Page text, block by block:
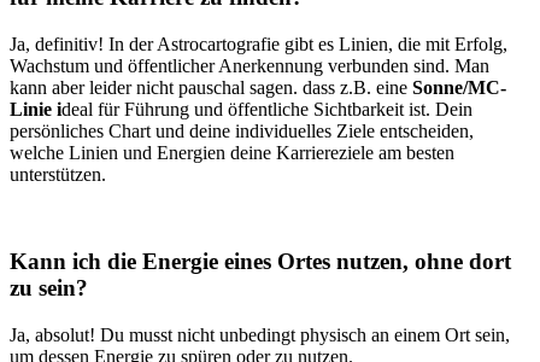
Ja, definitiv! In der Astrocartografie gibt es Linien, die mit Erfolg,
Wachstum und öffentlicher Anerkennung verbunden sind. Man
kann aber leider nicht pauschal sagen. dass z.B. eine Sonne/MC-
Linie ideal für Führung und öffentliche Sichtbarkeit ist. Dein
persönliches Chart und deine individuelles Ziele entscheiden,
welche Linien und Energien deine Karriereziele am besten
unterstützen.
Kann ich die Energie eines Ortes nutzen, ohne dort
zu sein?
Ja, absolut! Du musst nicht unbedingt physisch an einem Ort sein,
um dessen Energie zu spüren oder zu nutzen.